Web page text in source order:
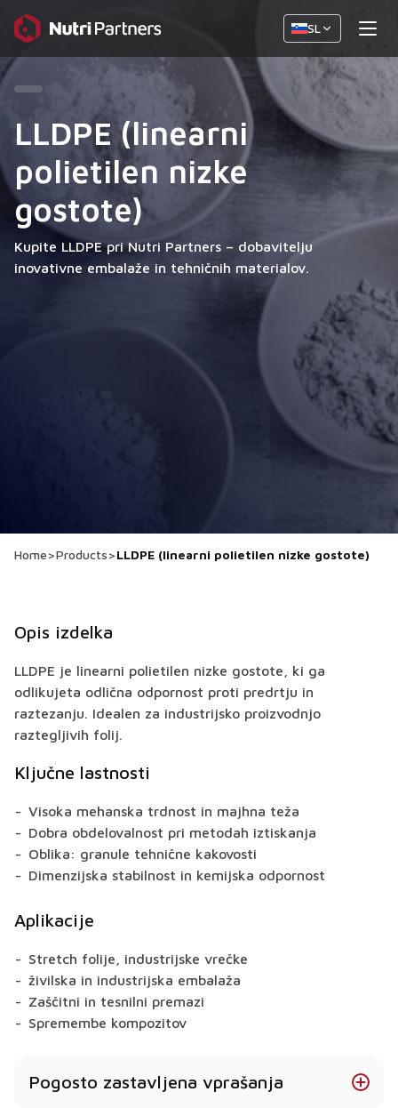
SL
LLDPE (linearni
polietilen nizke
gostote)
Kupite LLDPE pri Nutri Partners – dobavitelju
inovativne embalaže in tehničnih materialov.
Home>Products>LLDPE (linearni polietilen nizke gostote)
Opis izdelka
LLDPE je linearni polietilen nizke gostote, ki ga
odlikujeta odlična odpornost proti predrtju in
raztezanju. Idealen za industrijsko proizvodnjo
raztegljivih folij.
Ključne lastnosti
Visoka mehanska trdnost in majhna teža
Dobra obdelovalnost pri metodah iztiskanja
Oblika: granule tehnične kakovosti
Dimenzijska stabilnost in kemijska odpornost
Aplikacije
Stretch folije, industrijske vrečke
živilska in industrijska embalaža
Zaščitni in tesnilni premazi
Spremembe kompozitov
Pogosto zastavljena vprašanja